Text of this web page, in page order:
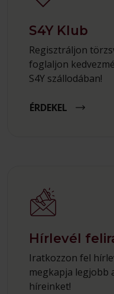
S4Y Klub
Regisztráljon
foglaljon
S4Y szállodában!
ÉRDEKEL
Hírlevél
Iratkozzon fel
megkapja legjobb
híreinket!